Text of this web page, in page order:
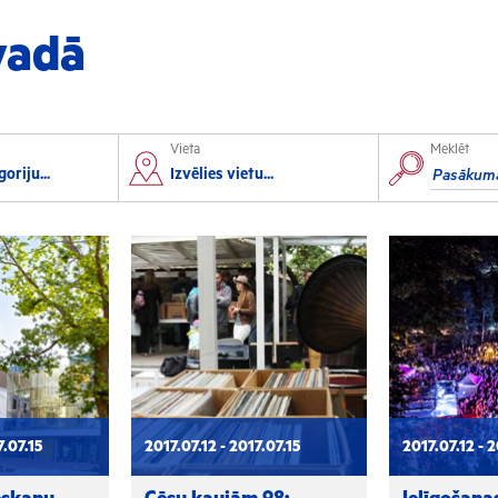
sports
sports
Radošās darbnīcas
Lekcijas
Vieta
Izvēlies vietu...
Meklēt
2017.07.12 - 2017.07.15 2017.07.12 -